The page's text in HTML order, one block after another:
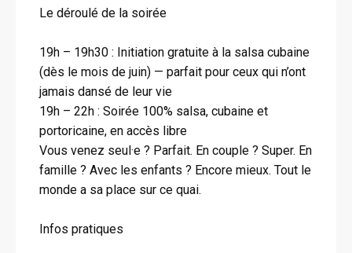
Le déroulé de la soirée
19h – 19h30 : Initiation gratuite à la salsa cubaine
(dès le mois de juin) — parfait pour ceux qui n’ont
jamais dansé de leur vie
19h – 22h : Soirée 100% salsa, cubaine et
portoricaine, en accès libre
Vous venez seul·e ? Parfait. En couple ? Super. En
famille ? Avec les enfants ? Encore mieux. Tout le
monde a sa place sur ce quai.
Infos pratiques